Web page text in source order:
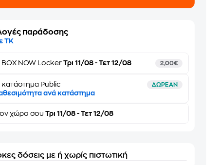
παράδοσης
ΤΚ
BOX NOW Locker Τρι 11/08 - Τετ 12/08 2,00€
κατάστημα Public ΔΩΡΕΑΝ
ανά κατάστημα
χώρο σου Τρι 11/08 - Τετ 12/08
δόσεις με ή χωρίς πιστωτική